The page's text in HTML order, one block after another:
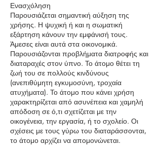
Ενασχόληση
Παρουσιάζεται σημαντική αύξηση της
χρήσης. Η ψυχική ή και η σωματική
εξάρτηση κάνουν την εμφάνισή τους.
Άμεσες είναι αυτά στα οικονομικά.
Παρουσιάζονται προβλήματα διατροφής και
διαταραχές στον ύπνο. Το άτομο θέτει τη
ζωή του σε πολλούς κινδύνους
(ανεπιθύμητη εγκυμοσύνη, τροχαία
ατυχήματα). Το άτομο που κάνει χρήση
χαρακτηρίζεται από ασυνέπεια και χαμηλή
απόδοση σε ό,τι σχετίζεται με την
οικογένεια, την εργασία, ή το σχολείο. Οι
σχέσεις με τους γύρω του διαταράσσονται,
το άτομο αρχίζει να απομονώνεται.